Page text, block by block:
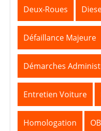
Deux-Roues
Défaillance Majeure
Démarches
Entretien Voiture
Homologation